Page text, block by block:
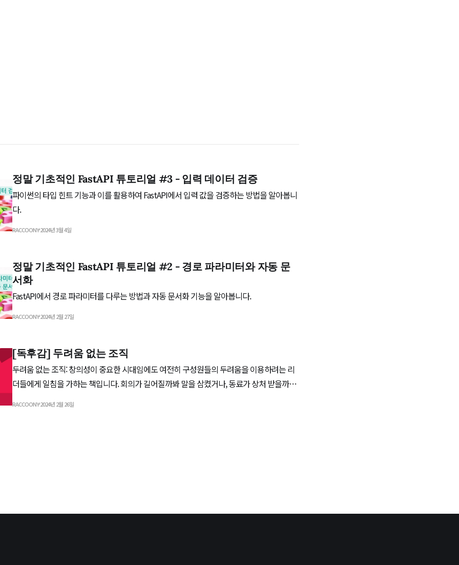
정말 기초적인 FastAPI 튜토리얼 #3 - 입력 데이터 검증
파이썬의 타입 힌트 기능과 이를 활용하여 FastAPI에서 입력 값을 검증하는 방법을 알아봅니
다.
RACCOONY2024년 3월 4일
정말 기초적인 FastAPI 튜토리얼 #2 - 경로 파라미터와 자동 문
서화
FastAPI에서 경로 파라미터를 다루는 방법과 자동 문서화 기능을 알아봅니다.
RACCOONY2024년 2월 27일
[독후감] 두려움 없는 조직
두려움 없는 조직: 창의성이 중요한 시대임에도 여전히 구성원들의 두려움을 이용하려는 리
더들에게 일침을 가하는 책입니다. 회의가 길어질까봐 말을 삼켰거나, 동료가 상처 받을까봐
RACCOONY2024년 2월 26일